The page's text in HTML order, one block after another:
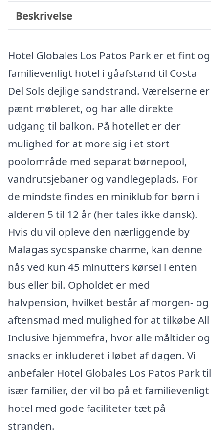
Beskrivelse
Hotel Globales Los Patos Park er et fint og
familievenligt hotel i gåafstand til Costa
Del Sols dejlige sandstrand. Værelserne er
pænt møbleret, og har alle direkte
udgang til balkon. På hotellet er der
mulighed for at more sig i et stort
poolområde med separat børnepool,
vandrutsjebaner og vandlegeplads. For
de mindste findes en miniklub for børn i
alderen 5 til 12 år (her tales ikke dansk).
Hvis du vil opleve den nærliggende by
Malagas sydspanske charme, kan denne
nås ved kun 45 minutters kørsel i enten
bus eller bil. Opholdet er med
halvpension, hvilket består af morgen- og
aftensmad med mulighed for at tilkøbe All
Inclusive hjemmefra, hvor alle måltider og
snacks er inkluderet i løbet af dagen. Vi
anbefaler Hotel Globales Los Patos Park til
især familier, der vil bo på et familievenligt
hotel med gode faciliteter tæt på
stranden.